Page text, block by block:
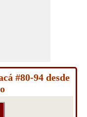
#80-94 desde